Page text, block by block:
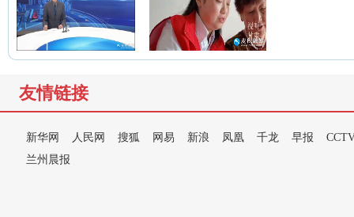
友情链接
新华网 人民网 搜狐 网易 新浪 凤凰 千龙 早报
兰州晨报